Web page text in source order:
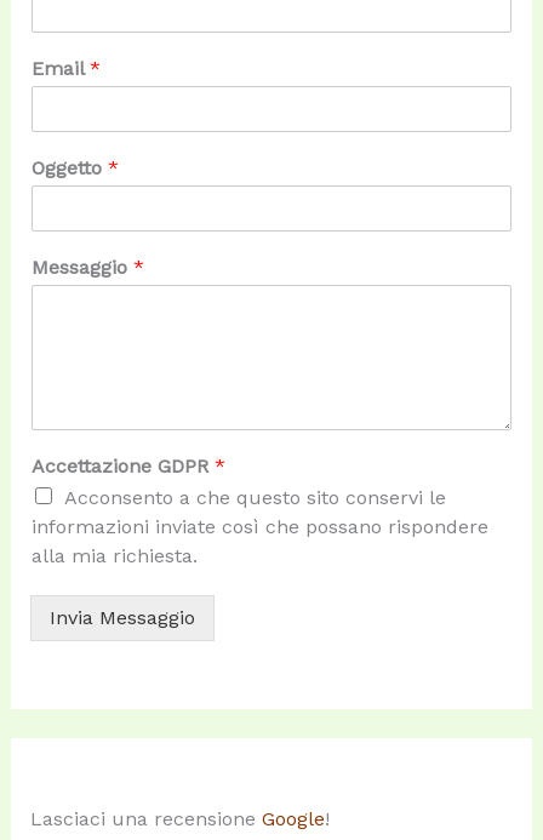
Email*
Oggetto *
Messaggio *
Accettazione GDPR *
Acconsento a che questo sito conservi le
informazioni inviate così che possano rispondere
alla mia richiesta.
Invia Messaggio
Lasciaci una recensione Google!